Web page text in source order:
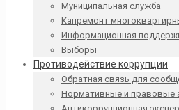
Муниципальная служба
Капремонт
Информационная
Выборы
Противодействие коррупции
Обратная связь для
Нормативные и правовые